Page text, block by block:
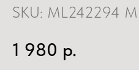
SKU: ML242294
1 980 р.